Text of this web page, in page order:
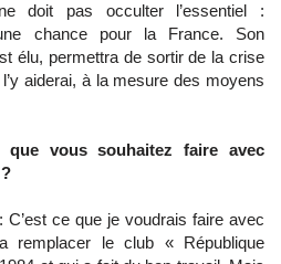
doit pas occulter l’essentiel :
chance pour la France. Son
élu, permettra de sortir de la crise
aiderai, à la mesure des moyens
que vous souhaitez faire avec
ce que je voudrais faire avec
remplacer le club « République